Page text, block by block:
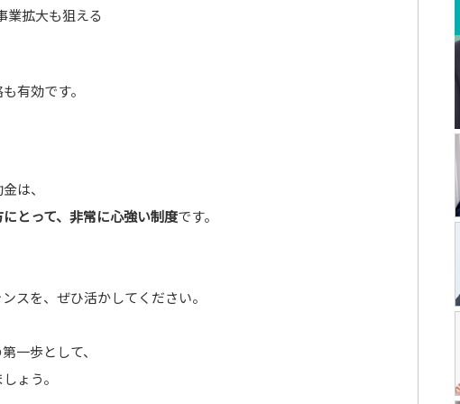
業拡大も狙える
有効です。
は、
とって、非常に心強い制度です。
スを、ぜひ活かしてください。
一歩として、
ょう。